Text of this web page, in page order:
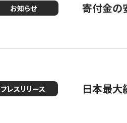
お知らせ 寄付金の
プレスリリース 日本最大